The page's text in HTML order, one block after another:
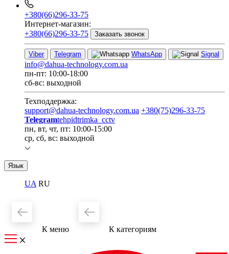
+380(66)296-33-75
Интернет-магазин:
+380(66)296-33-75
Заказать звонок
Viber Telegram WhatsApp Signal
info@dahua-technology.com.ua
пн-пт: 10:00-18:00
сб-вс: выходной
Техподдержка:
support@dahua-technology.com.ua +380(75)296-33-75
Telegramtehpidtrimka_cctv
пн, вт, чт, пт: 10:00-15:00
ср, сб, вс: выходной
Язык
UA RU
К меню К категориям